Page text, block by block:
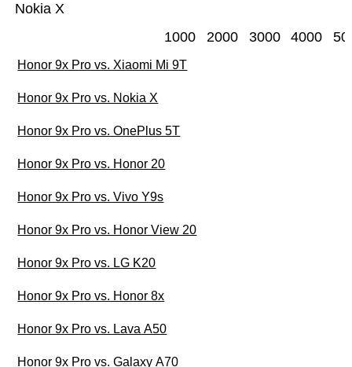
Nokia X
1000 2000 3000 4000
Honor 9x Pro vs. Xiaomi Mi 9T
Honor 9x Pro vs. Nokia X
Honor 9x Pro vs. OnePlus 5T
Honor 9x Pro vs. Honor 20
Honor 9x Pro vs. Vivo Y9s
Honor 9x Pro vs. Honor View 20
Honor 9x Pro vs. LG K20
Honor 9x Pro vs. Honor 8x
Honor 9x Pro vs. Lava A50
Honor 9x Pro vs. Galaxy A70